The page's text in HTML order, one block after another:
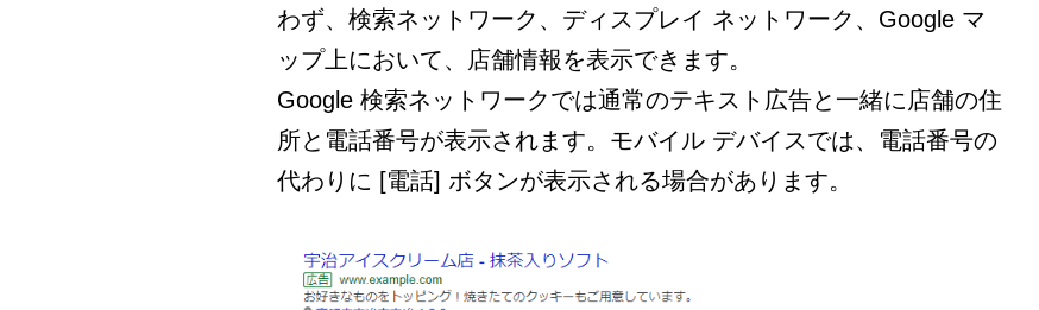
わず、検索ネットワーク、ディスプレイ ネットワーク、Google マ
ップ上において、店舗情報を表示できます。
Google 検索ネットワークでは通常のテキスト広告と一緒に店舗の住
所と電話番号が表示されます。モバイル デバイスでは、電話番号の
代わりに [電話] ボタンが表示される場合があります。